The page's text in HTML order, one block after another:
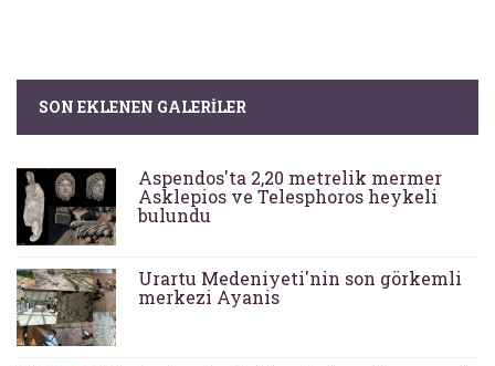
SON EKLENEN GALERILER
Aspendos'ta 2,20 metrelik mermer
Asklepios ve Telesphoros heykeli
bulundu
Urartu Medeniyeti'nin son görkemli
merkezi Ayanis